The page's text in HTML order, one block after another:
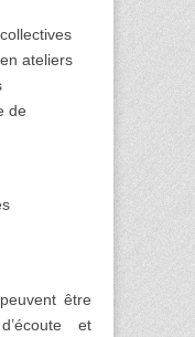
ateliers
de
être
et